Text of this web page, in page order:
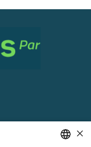
×